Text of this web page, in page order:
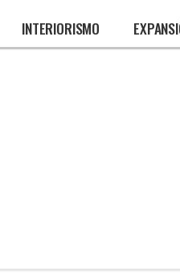
INTERIORISMO